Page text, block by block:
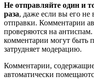
Не отправляйте один и
раза, даже если вы его не
отправки. Комментарии
проверяются на
комментарии могут быть
затрудняет модерацию.
Комментарии,
автоматически